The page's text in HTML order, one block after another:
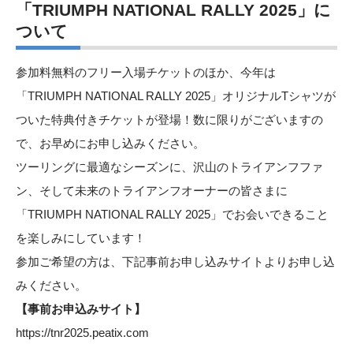
「TRIUMPH NATIONAL RALLY 2025」に
ついて
参加料無料のフリー入場チケットのほか、今年は
「TRIUMPH NATIONAL RALLY 2025」オリジナルTシャツが
ついた特典付きチケットが登場！数に限りがございますの
で、お早めにお申し込みください。
ツーリングに最適なシーズンに、沢山のトライアンフファ
ン、そして未来のトライアンフオーナーの皆さまに
「TRIUMPH NATIONAL RALLY 2025」でお会いできること
を楽しみにしています！
参加ご希望の方は、下記事前お申し込みサイトよりお申し込
みください。
【事前お申込みサイト】
https://tnr2025.peatix.com